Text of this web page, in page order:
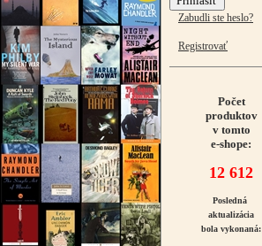
Zabudli ste heslo?
Registrovať
Počet
produktov
v tomto
e-shope:
12 612
Posledná
aktualizácia
bola vykonaná: